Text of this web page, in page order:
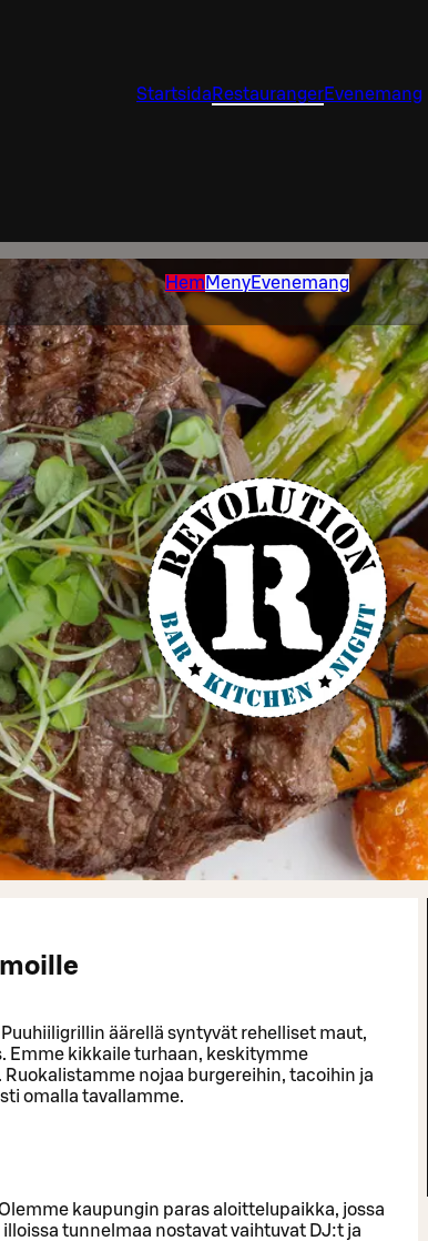
Startsida RestaurangerEvenemang
Hem MenyEvenemang
äärellä syntyvät rehelliset maut,
Emme kikkaile turhaan, keskitymme
nojaa burgereihin, tacoihin ja
omalla tavallamme.​
kaupungin paras aloittelupaikka, jossa
tunnelmaa nostavat vaihtuvat DJ:t ja